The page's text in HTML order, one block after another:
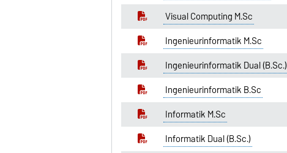
Visual Computing M.Sc
Ingenieurinformatik M.Sc
Ingenieurinformatik Dual (B.Sc.)
Ingenieurinformatik B.Sc
Informatik M.Sc
Informatik Dual (B.Sc.)